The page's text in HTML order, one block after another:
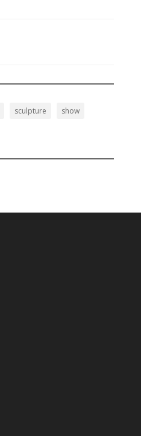
sculpture
show